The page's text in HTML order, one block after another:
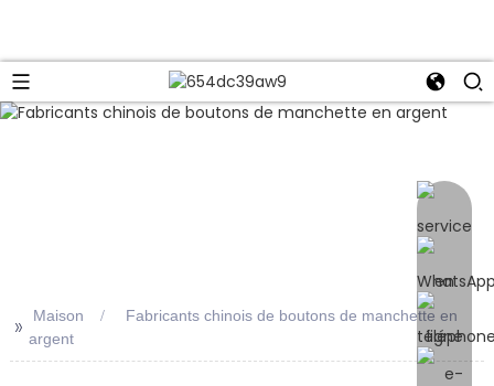
>> Maison
Fabricants chinois de boutons de manchette en
argent